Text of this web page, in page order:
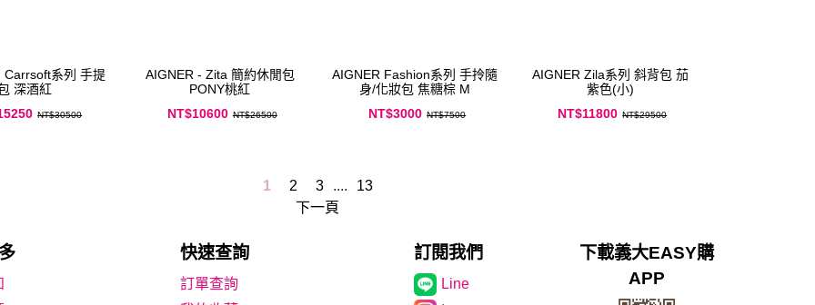
Carrsoft系列 手提
包 深酒紅
NT$30500
AIGNER - Zita 簡約休閒包
PONY桃紅
NT$10600 NT$26500
AIGNER Fashion系列 手拎隨
身/化妝包 焦糖棕 M
NT$3000 NT$7500
AIGNER Zila系列 斜背包 茄
紫色(小)
NT$11800 NT$29500
1 2 3 ....
13
下一頁
快速查詢 訂閱我們
Line
下載義大EASY購
APP